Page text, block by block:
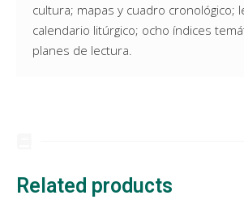
cultura; mapas y cuadro cronológico;
calendario litúrgico; ocho índices
planes de lectura.
Related products